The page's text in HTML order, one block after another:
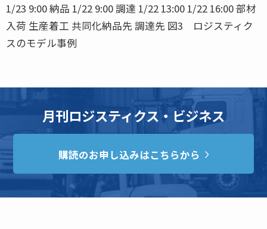
1/23 9:00 納品 1/22 9:00 調達 1/22 13:00 1/22 16:00 部材
入荷 生産着工 共同化納品先 調達先 図3 ロジスティク
スのモデル事例
月刊ロジスティクス・ビジネス
購読のお申し込みはこちらから